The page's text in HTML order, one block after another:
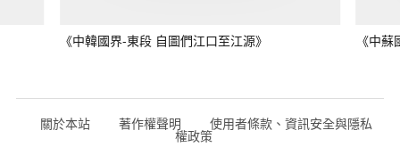
《中韓國界-東段 自圖們江口至江源》 《中
關於本站 著作權聲明 使用者條款、資訊安全與隱私
權政策